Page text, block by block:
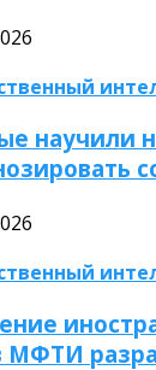
научили
МФТИ